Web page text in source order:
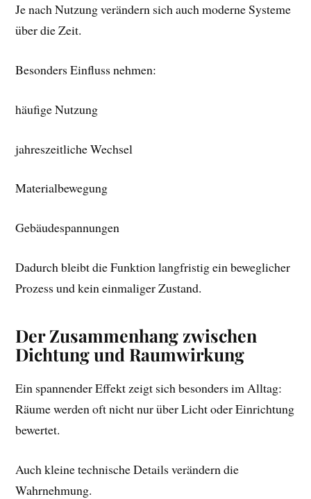
Je nach Nutzung verändern sich auch moderne Systeme
über die Zeit.
Besonders Einfluss nehmen:
häufige Nutzung
jahreszeitliche Wechsel
Materialbewegung
Gebäudespannungen
Dadurch bleibt die Funktion langfristig ein beweglicher
Prozess und kein einmaliger Zustand.
Der Zusammenhang zwischen
Dichtung und Raumwirkung
Ein spannender Effekt zeigt sich besonders im Alltag:
Räume werden oft nicht nur über Licht oder Einrichtung
bewertet.
Auch kleine technische Details verändern die
Wahrnehmung.